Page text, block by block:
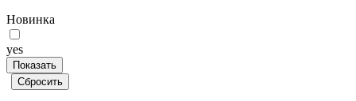
Новинка
yes